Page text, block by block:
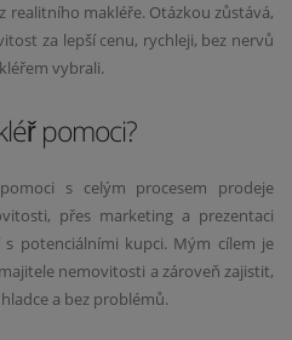
realitního makléře. Otázkou zůstává,
za lepší cenu, rychleji, bez nervů
vybrali.
pomoci?
s celým procesem prodeje
přes marketing a prezentaci
potenciálními kupci. Mým cílem je
nemovitosti a zároveň zajistit,
a bez problémů.